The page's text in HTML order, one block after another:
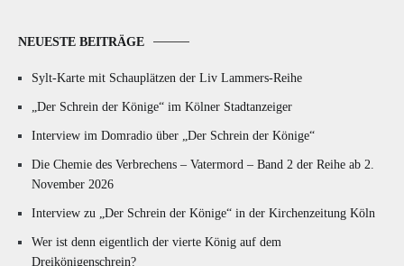
NEUESTE BEITRÄGE
Sylt-Karte mit Schauplätzen der Liv Lammers-Reihe
„Der Schrein der Könige“ im Kölner Stadtanzeiger
Interview im Domradio über „Der Schrein der Könige“
Die Chemie des Verbrechens – Vatermord – Band 2 der Reihe ab 2.
November 2026
Interview zu „Der Schrein der Könige“ in der Kirchenzeitung Köln
Wer ist denn eigentlich der vierte König auf dem
Dreikönigenschrein?